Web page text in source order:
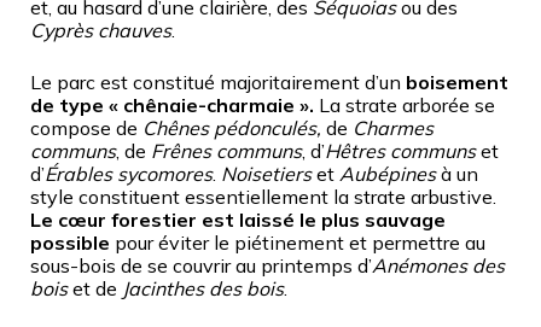
et, au hasard d’une clairière, des Séquoiasou des
Cyprès chauves.
Le parc est constitué majoritairement d’un boisement
de type « chênaie-charmaie ». La strate arborée se
compose de Chênes pédonculés, de Charmes
communs, de Frênes communs, d’Hêtres communset
d’Érables sycomores. Noisetierset Aubépinesà un
style constituent essentiellement la strate arbustive.
Le cœur forestier est laissé le plus sauvage
possible pour éviter le piétinement et permettre au
sous-bois de se couvrir au printemps d’Anémones des
boiset de Jacinthes des bois.